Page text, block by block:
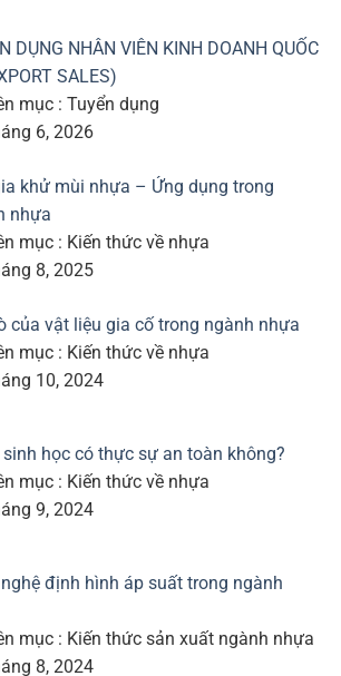
DỤNG NHÂN VIÊN KINH DOANH QUỐC
SALES)
mục : Tuyển dụng
6, 2026
khử mùi nhựa – Ứng dụng trong
nhựa
mục : Kiến thức về nhựa
8, 2025
của vật liệu gia cố trong ngành nhựa
mục : Kiến thức về nhựa
10, 2024
học có thực sự an toàn không?
mục : Kiến thức về nhựa
9, 2024
định hình áp suất trong ngành
mục : Kiến thức sản xuất ngành nhựa
8, 2024